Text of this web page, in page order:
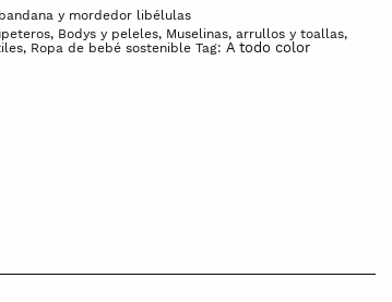
y mordedor libélulas
, Bodys y peleles, Muselinas, arrullos y toallas,
, Ropa de bebé sostenible Tag: A todo color